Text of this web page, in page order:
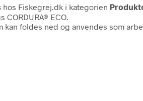
hos Fiskegrej.dk i kategorien
ECO.
foldes ned og anvendes som